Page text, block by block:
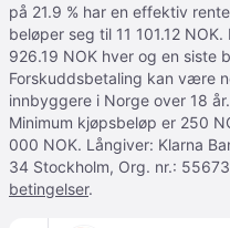
på 21.9 % har en effektiv
beløper seg til 11 101.12
926.19 NOK hver og en siste
Forskuddsbetaling kan være
innbyggere i Norge over 18
Minimum kjøpsbeløp er 250
000 NOK. Långiver: Klarna
34 Stockholm, Org. nr.:
betingelser.